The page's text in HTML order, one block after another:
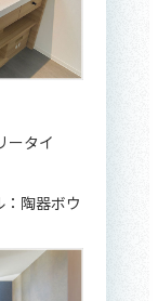
ータイ
陶器ボウ